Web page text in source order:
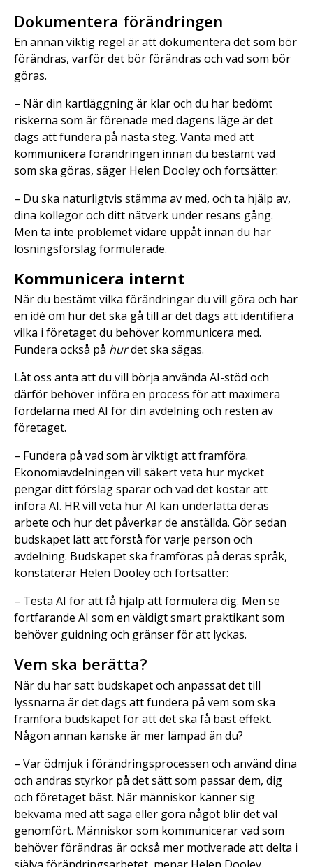
Dokumentera förändringen
En annan viktig regel är att dokumentera det som bör
förändras, varför det bör förändras och vad som bör
göras.
– När din kartläggning är klar och du har bedömt
riskerna som är förenade med dagens läge är det
dags att fundera på nästa steg. Vänta med att
kommunicera förändringen innan du bestämt vad
som ska göras, säger Helen Dooley och fortsätter:
– Du ska naturligtvis stämma av med, och ta hjälp av,
dina kollegor och ditt nätverk under resans gång.
Men ta inte problemet vidare uppåt innan du har
lösningsförslag formulerade.
Kommunicera internt
När du bestämt vilka förändringar du vill göra och har
en idé om hur det ska gå till är det dags att identifiera
vilka i företaget du behöver kommunicera med.
Fundera också på hurdet ska sägas.
Låt oss anta att du vill börja använda AI-stöd och
därför behöver införa en process för att maximera
fördelarna med AI för din avdelning och resten av
företaget.
– Fundera på vad som är viktigt att framföra.
Ekonomiavdelningen vill säkert veta hur mycket
pengar ditt förslag sparar och vad det kostar att
införa AI. HR vill veta hur AI kan underlätta deras
arbete och hur det påverkar de anställda. Gör sedan
budskapet lätt att förstå för varje person och
avdelning. Budskapet ska framföras på deras språk,
konstaterar Helen Dooley och fortsätter:
– Testa AI för att få hjälp att formulera dig. Men se
fortfarande AI som en väldigt smart praktikant som
behöver guidning och gränser för att lyckas.
Vem ska berätta?
När du har satt budskapet och anpassat det till
lyssnarna är det dags att fundera på vem som ska
framföra budskapet för att det ska få bäst effekt.
Någon annan kanske är mer lämpad än du?
– Var ödmjuk i förändringsprocessen och använd dina
och andras styrkor på det sätt som passar dem, dig
och företaget bäst. När människor känner sig
bekväma med att säga eller göra något blir det väl
genomfört. Människor som kommunicerar vad som
behöver förändras är också mer motiverade att delta i